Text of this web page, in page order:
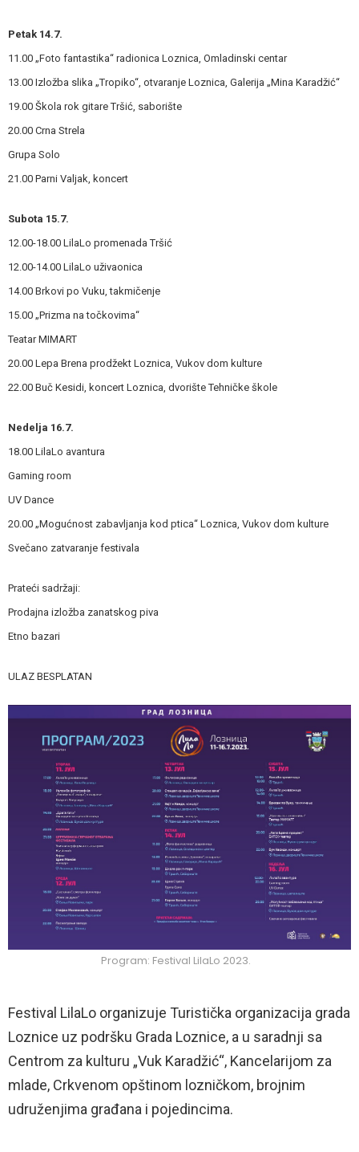
Petak 14.7.
11.00 „Foto fantastika“ radionica Loznica, Omladinski centar
13.00 Izložba slika „Tropiko“, otvaranje Loznica, Galerija „Mina Karadžić“
19.00 Škola rok gitare Tršić, saborište
20.00 Crna Strela
Grupa Solo
21.00 Parni Valjak, koncert
Subota 15.7.
12.00-18.00 LilaLo promenada Tršić
12.00-14.00 LilaLo uživaonica
14.00 Brkovi po Vuku, takmičenje
15.00 „Prizma na točkovima“
Teatar MIMART
20.00 Lepa Brena prodžekt Loznica, Vukov dom kulture
22.00 Buč Kesidi, koncert Loznica, dvorište Tehničke škole
Nedelja 16.7.
18.00 LilaLo avantura
Gaming room
UV Dance
20.00 „Mogućnost zabavljanja kod ptica“ Loznica, Vukov dom kulture
Svečano zatvaranje festivala
Prateći sadržaji:
Prodajna izložba zanatskog piva
Etno bazari
ULAZ BESPLATAN
Program: Festival LilaLo 2023.
Festival LilaLo organizuje Turistička organizacija grada
Loznice uz podršku Grada Loznice, a u saradnji sa
Centrom za kulturu „Vuk Karadžić“, Kancelarijom za
mlade, Crkvenom opštinom lozničkom, brojnim
udruženjima građana i pojedincima.